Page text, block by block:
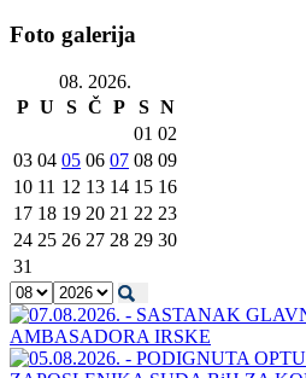
Foto galerija
08. 2026.
P U S Č P S N
01 02
03 04 05 06 07 08 09
10 11 12 13 14 15 16
17 18 19 20 21 22 23
24 25 26 27 28 29 30
31